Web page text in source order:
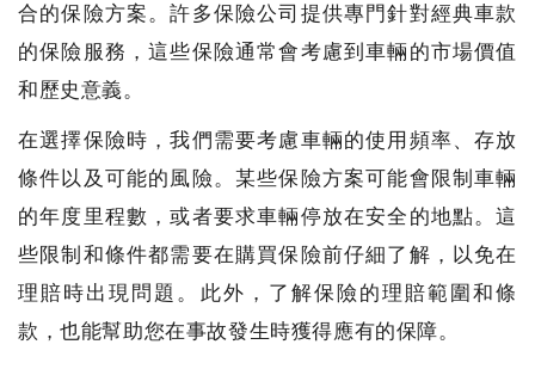
合的保險方案。許多保險公司提供專門針對經典車款
的保險服務，這些保險通常會考慮到車輛的市場價值
和歷史意義。
在選擇保險時，我們需要考慮車輛的使用頻率、存放
條件以及可能的風險。某些保險方案可能會限制車輛
的年度里程數，或者要求車輛停放在安全的地點。這
些限制和條件都需要在購買保險前仔細了解，以免在
理賠時出現問題。此外，了解保險的理賠範圍和條
款，也能幫助您在事故發生時獲得應有的保障。